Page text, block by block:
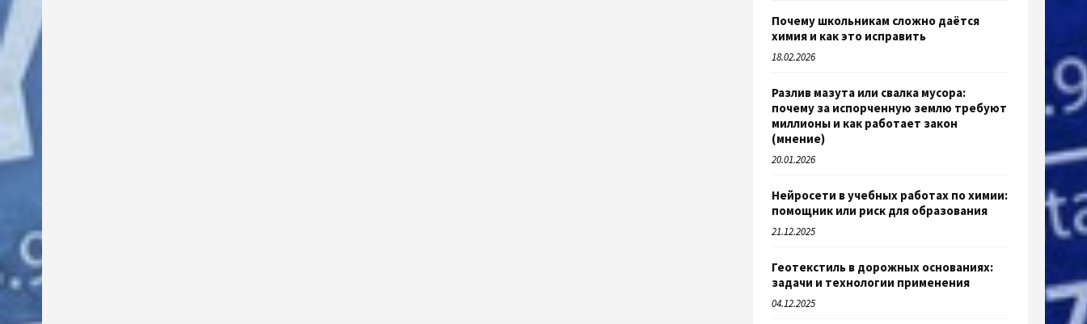
Почему школьникам сложно даётся
химия и как это исправить
18.02.2026
Разлив мазута или свалка мусора:
почему за испорченную землю требуют
миллионы и как работает закон
(мнение)
20.01.2026
Нейросети в учебных работах по химии:
помощник или риск для образования
21.12.2025
Геотекстиль в дорожных основаниях:
задачи и технологии применения
04.12.2025